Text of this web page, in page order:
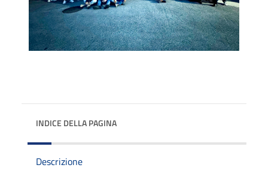
INDICE DELLA PAGINA
Descrizione